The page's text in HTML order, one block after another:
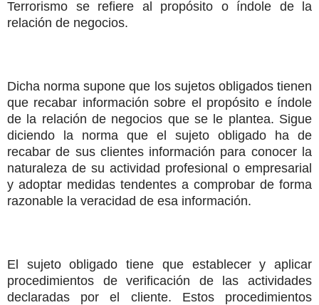
Terrorismo se refiere al propósito o índole de la
relación de negocios.
Dicha norma supone que los sujetos obligados tienen
que recabar información sobre el propósito e índole
de la relación de negocios que se le plantea. Sigue
diciendo la norma que el sujeto obligado ha de
recabar de sus clientes información para conocer la
naturaleza de su actividad profesional o empresarial
y adoptar medidas tendentes a comprobar de forma
razonable la veracidad de esa información.
El sujeto obligado tiene que establecer y aplicar
procedimientos de verificación de las actividades
declaradas por el cliente. Estos procedimientos